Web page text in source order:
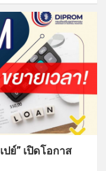
ย์” เปิดโอกาส